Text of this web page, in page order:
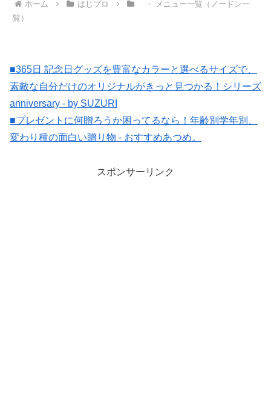
ホーム はじプロ
・ メニュー一覧（ノードン一
覧）
■365日 記念日グッズを豊富なカラーと選べるサイズで、
素敵な自分だけのオリジナルがきっと見つかる！シリーズ
anniversary - by SUZURI
■プレゼントに何贈ろうか困ってるなら！年齢別学年別、
変わり種の面白い贈り物 - おすすめあつめ。
スポンサーリンク